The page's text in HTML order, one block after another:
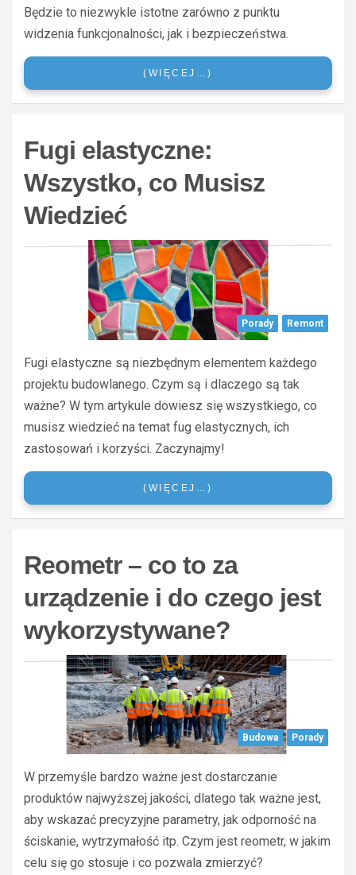
Będzie to niezwykle istotne zarówno z punktu
widzenia funkcjonalności, jak i bezpieczeństwa.
(WIĘCEJ…)
Fugi elastyczne:
Wszystko, co Musisz
Wiedzieć
Porady Remont
Fugi elastyczne są niezbędnym elementem każdego
projektu budowlanego. Czym są i dlaczego są tak
ważne? W tym artykule dowiesz się wszystkiego, co
musisz wiedzieć na temat fug elastycznych, ich
zastosowań i korzyści. Zaczynajmy!
(WIĘCEJ…)
Reometr – co to za
urządzenie i do czego jest
wykorzystywane?
Budowa Porady
W przemyśle bardzo ważne jest dostarczanie
produktów najwyższej jakości, dlatego tak ważne jest,
aby wskazać precyzyjne parametry, jak odporność na
ściskanie, wytrzymałość itp. Czym jest reometr, w jakim
celu się go stosuje i co pozwala zmierzyć?